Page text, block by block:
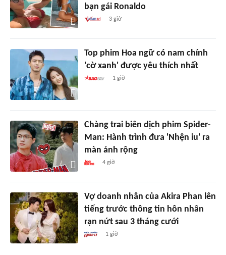
bạn gái Ronaldo
3 giờ
Top phim Hoa ngữ có nam chính
'cờ xanh' được yêu thích nhất
1 giờ
Chàng trai biên dịch phim Spider-
Man: Hành trình đưa 'Nhện iu' ra
màn ảnh rộng
4 giờ
Vợ doanh nhân của Akira Phan lên
tiếng trước thông tin hôn nhân
rạn nứt sau 3 tháng cưới
1 giờ